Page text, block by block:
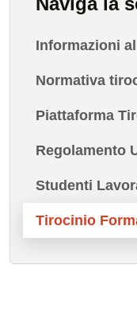
Informazioni
Normativa
Piattaforma
Regolamento
Studenti
Tirocinio